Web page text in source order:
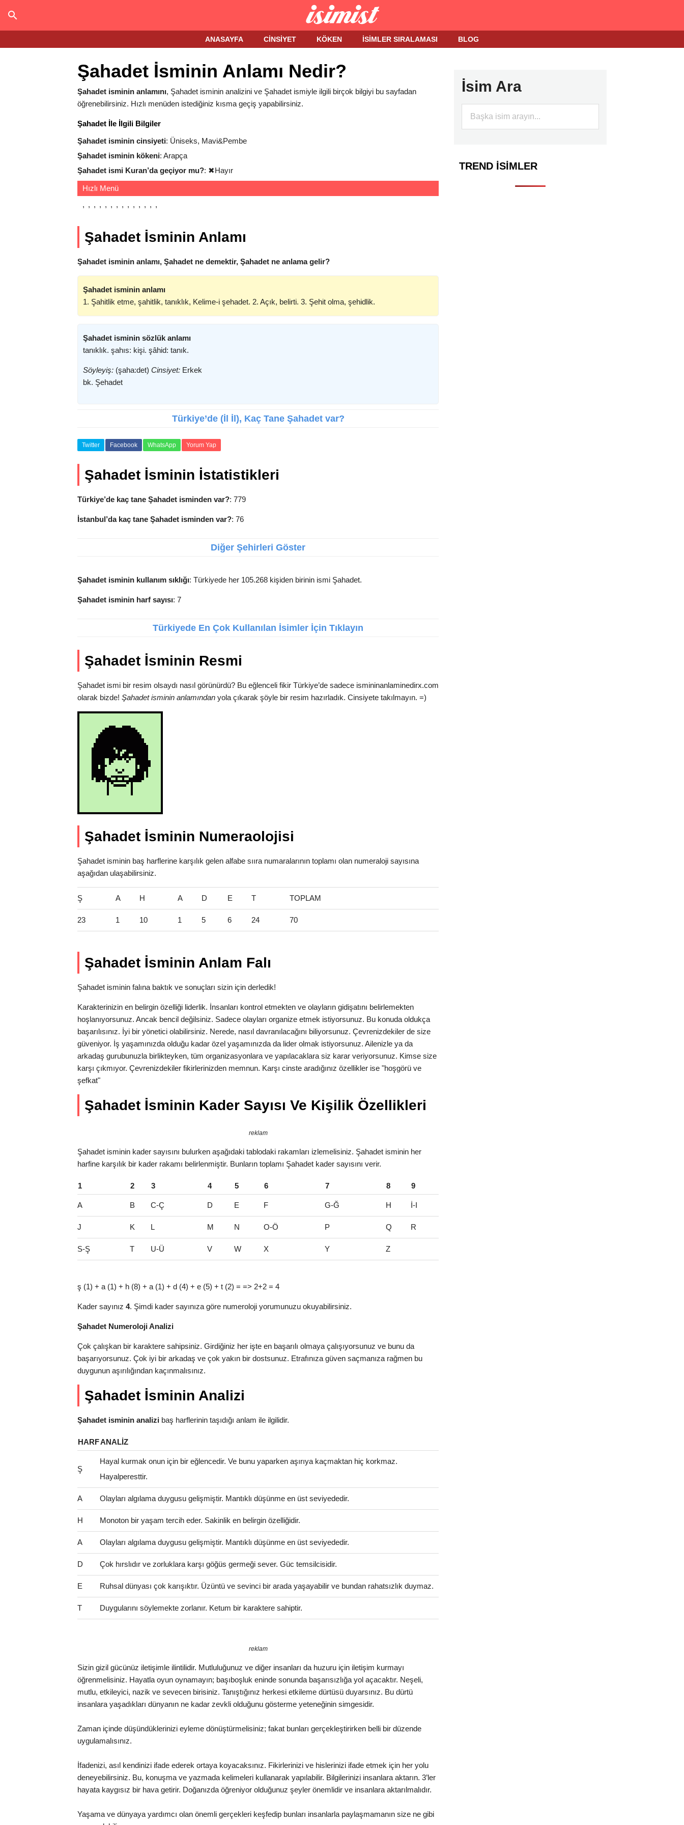
ANASAYFA CINSIYET KÖKEN İSIMLER SIRALAMASI BLOG
Şahadet İsminin Anlamı Nedir?
Şahadet isminin anlamını, Şahadet isminin analizini ve Şahadet ismiyle ilgili birçok bilgiyi bu sayfadan
öğrenebilirsiniz. Hızlı menüden istediğiniz kısma geçiş yapabilirsiniz.
Şahadet İle İlgili Bilgiler
Şahadet isminin cinsiyeti: Üniseks, Mavi&Pembe
Şahadet isminin kökeni: Arapça
Şahadet ismi Kuran’da geçiyor mu?: ✖Hayır
Hızlı Menü
Şahadet İsminin Anlamı
Şahadet isminin anlamı, Şahadet ne demektir, Şahadet ne anlama gelir?
Şahadet isminin anlamı
1. Şahitlik etme, şahitlik, tanıklık, Kelime-i şehadet. 2. Açık, belirti. 3. Şehit olma, şehidlik.
Şahadet isminin sözlük anlamı
tanıklık. şahıs: kişi. şâhid: tanık.
Söyleyiş: (şaha:det) Cinsiyet: Erkek
bk. Şehadet
Türkiye’de (İl İl), Kaç Tane Şahadet var?
Twitter Facebook WhatsApp Yorum Yap
Şahadet İsminin İstatistikleri
Türkiye’de kaç tane Şahadet isminden var?: 779
İstanbul’da kaç tane Şahadet isminden var?: 76
Diğer Şehirleri Göster
Şahadet isminin kullanım sıklığı: Türkiyede her 105.268 kişiden birinin ismi Şahadet.
Şahadet isminin harf sayısı: 7
Türkiyede En Çok Kullanılan İsimler İçin Tıklayın
Şahadet İsminin Resmi
Şahadet ismi bir resim olsaydı nasıl görünürdü? Bu eğlenceli fikir Türkiye’de sadece ismininanlaminedirx.com
olarak bizde! Şahadet isminin anlamından yola çıkarak şöyle bir resim hazırladık. Cinsiyete takılmayın. =)
Şahadet İsminin Numeraolojisi
Şahadet isminin baş harflerine karşılık gelen alfabe sııra numaralarının toplamı olan numeraloji sayısına
aşağıdan ulaşabilirsiniz.
Ş A H A D E T TOPLAM
23 1 10 1 5 6 24 70
Şahadet İsminin Anlam Falı
Şahadet isminin falına baktık ve sonuçları sizin için derledik!
Karakterinizin en belirgin özelliği liderlik. İnsanları kontrol etmekten ve olayların gidişatını belirlemekten
hoşlanıyorsunuz. Ancak bencil değilsiniz. Sadece olayları organize etmek istiyorsunuz. Bu konuda oldukça
başarılısınız. İyi bir yönetici olabilirsiniz. Nerede, nasıl davranılacağını biliyorsunuz. Çevrenizdekiler de size
güveniyor. İş yaşamınızda olduğu kadar özel yaşamınızda da lider olmak istiyorsunuz. Ailenizle ya da
arkadaş gurubunuzla birlikteyken, tüm organizasyonlara ve yapılacaklara siz karar veriyorsunuz. Kimse size
karşı çıkmıyor. Çevrenizdekiler fikirlerinizden memnun. Karşı cinste aradığınız özellikler ise "hoşgörü ve
şefkat"
Şahadet İsminin Kader Sayısı Ve Kişilik Özellikleri
reklam
Şahadet isminin kader sayısını bulurken aşağıdaki tablodaki rakamları izlemelisiniz. Şahadet isminin her
harfine karşılık bir kader rakamı belirlenmiştir. Bunların toplamı Şahadet kader sayısını verir.
1 2 3 4 5 6 7 8 9
A B C-Ç D E F G-Ğ H İ-I
J K L M N O-Ö P Q R
S-Ş T U-Ü V W X Y Z
ş (1) + a (1) + h (8) + a (1) + d (4) + e (5) + t (2) = => 2+2 = 4
Kader sayınız 4. Şimdi kader sayınıza göre numeroloji yorumunuzu okuyabilirsiniz.
Şahadet Numeroloji Analizi
Çok çalışkan bir karaktere sahipsiniz. Girdiğiniz her işte en başarılı olmaya çalışıyorsunuz ve bunu da
başarıyorsunuz. Çok iyi bir arkadaş ve çok yakın bir dostsunuz. Etrafınıza güven saçmanıza rağmen bu
duygunun aşırılığından kaçınmalısınız.
Şahadet İsminin Analizi
Şahadet isminin analizi baş harflerinin taşıdığı anlam ile ilgilidir.
HARFANALIZ
Ş
Hayal kurmak onun için bir eğlencedir. Ve bunu yaparken aşırıya kaçmaktan hiç korkmaz.
Hayalperesttir.
A Olayları algılama duygusu gelişmiştir. Mantıklı düşünme en üst seviyededir.
H Monoton bir yaşam tercih eder. Sakinlik en belirgin özelliğidir.
A Olayları algılama duygusu gelişmiştir. Mantıklı düşünme en üst seviyededir.
D Çok hırslıdır ve zorluklara karşı göğüs germeği sever. Güc temsilcisidir.
E Ruhsal dünyası çok karışıktır. Üzüntü ve sevinci bir arada yaşayabilir ve bundan rahatsızlık duymaz.
T Duygularını söylemekte zorlanır. Ketum bir karaktere sahiptir.
reklam
Sizin gizil gücünüz iletişimle ilintilidir. Mutluluğunuz ve diğer insanları da huzuru için iletişim kurmayı
öğrenmelisiniz. Hayatla oyun oynamayın; başıboşluk eninde sonunda başarısızlığa yol açacaktır. Neşeli,
mutlu, etkileyici, nazik ve sevecen birisiniz. Tanıştığınız herkesi etkileme dürtüsü duyarsınız. Bu dürtü
insanlara yaşadıkları dünyanın ne kadar zevkli olduğunu gösterme yeteneğinin simgesidir.
Zaman içinde düşündüklerinizi eyleme dönüştürmelisiniz; fakat bunları gerçekleştirirken belli bir düzende
uygulamalısınız.
İfadenizi, asıl kendinizi ifade ederek ortaya koyacaksınız. Fikirlerinizi ve hislerinizi ifade etmek için her yolu
deneyebilirsiniz. Bu, konuşma ve yazmada kelimeleri kullanarak yapılabilir. Bilgilerinizi insanlara aktarın. 3’ler
hayata kaygısız bir hava getirir. Doğanızda öğreniyor olduğunuz şeyler önemlidir ve insanlara aktarılmalıdır.
Yaşama ve dünyaya yardımcı olan önemli gerçekleri keşfedip bunları insanlarla paylaşmamanın size ne gibi
İsim Ara
TREND İSIMLER